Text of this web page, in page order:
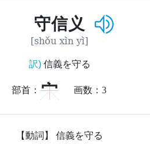
守信义
[shǒu xìn yì]
訳)信義を守る
部首： 宀 画数： 3
【動詞】 信義を守る